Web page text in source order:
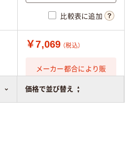
価格で並び替え
比較表に追加
￥7,069 （税込）
メーカー都合により販